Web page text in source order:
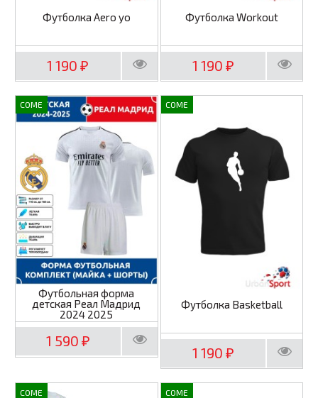
Футболка Aero yo
1 190₽
Футболка Workout
1 190 ₽
COME
Футбольная форма
детская Реал Мадрид
2024 2025
1 590 ₽
COME
Футболка Basketball
1 190 ₽
COME COME